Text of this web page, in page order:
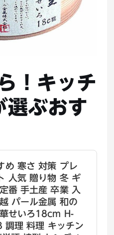
！キッチ
選ぶおす
め 寒さ 対策 プレ
人気 贈り物 冬 ギ
番 手土産 卒業 入
パール金属 和の
せいろ18cm H-
調理 料理 キッチン